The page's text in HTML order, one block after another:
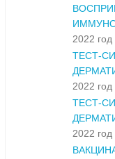
2022 год
ТЕСТ-
2022 год
ТЕСТ-
2022 год